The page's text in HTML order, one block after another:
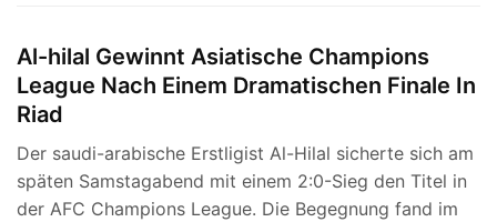
Al-hilal Gewinnt Asiatische Champions
League Nach Einem Dramatischen Finale In
Riad
Der saudi-arabische Erstligist Al-Hilal sicherte sich am
späten Samstagabend mit einem 2:0-Sieg den Titel in
der AFC Champions League. Die Begegnung fand im